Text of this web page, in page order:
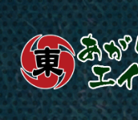
あ